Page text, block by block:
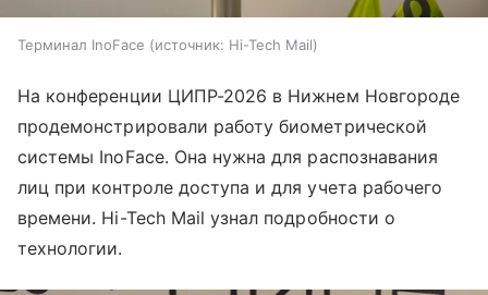
Терминал InoFace источник: Hi-Tech Mail
На конференции ЦИПР-2026 в Нижнем Новгороде
продемонстрировали работу биометрической
системы InoFace. Она нужна для распознавания
лиц при контроле доступа и для учета рабочего
времени. Hi-Tech Mail узнал подробности о
технологии.